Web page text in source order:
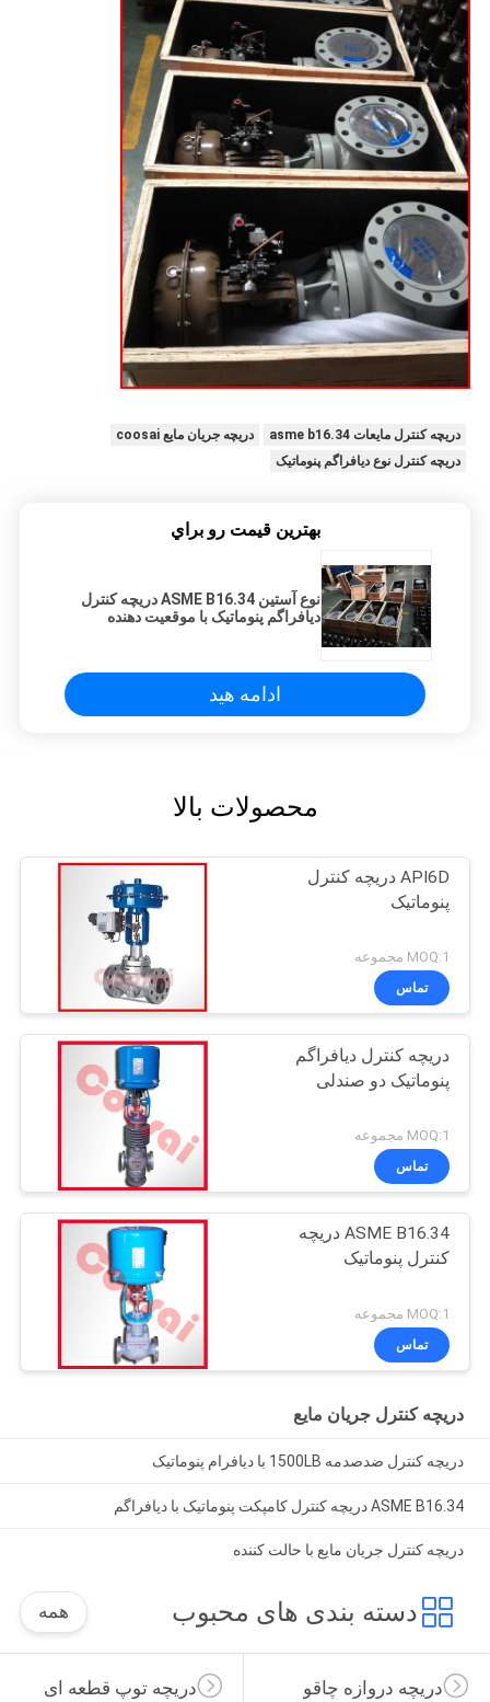
دریچه کنترل مایعات asme b16.34
دریچه جریان مایع coosai
دریچه کنترل نوع دیافراگم پنوماتیک
بهترين قيمت رو براي
نوع آستین ASME B16.34 دریچه کنترل
دیافراگم پنوماتیک با موقعیت دهنده
ادامه هید
محصولات بالا
API6D دریچه کنترل
پنوماتیک
MOQ:1 مجموعه
تماس
دریچه کنترل دیافراگم
پنوماتیک دو صندلی
MOQ:1 مجموعه
تماس
ASME B16.34 دریچه
کنترل پنوماتیک
MOQ:1 مجموعه
تماس
دریچه کنترل جریان مایع
دریچه کنترل ضدصدمه 1500LB با دیافرام پنوماتیک
ASME B16.34 دریچه کنترل کامپکت پنوماتیک با دیافراگم
دریچه کنترل جریان مایع با حالت کننده
دسته بندی های محبوب همه
دریچه توپ قطعه ای دریچه دروازه چاقو